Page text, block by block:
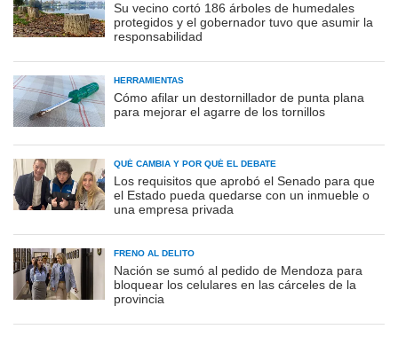
Su vecino cortó 186 árboles de humedales
protegidos y el gobernador tuvo que asumir la
responsabilidad
HERRAMIENTAS
Cómo afilar un destornillador de punta plana
para mejorar el agarre de los tornillos
QUÉ CAMBIA Y POR QUÉ EL DEBATE
Los requisitos que aprobó el Senado para que
el Estado pueda quedarse con un inmueble o
una empresa privada
FRENO AL DELITO
Nación se sumó al pedido de Mendoza para
bloquear los celulares en las cárceles de la
provincia